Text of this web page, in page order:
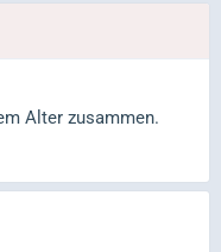
Alter zusammen.